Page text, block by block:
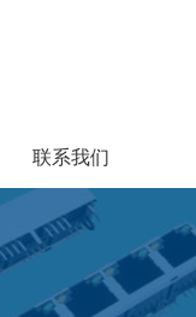
联系我们